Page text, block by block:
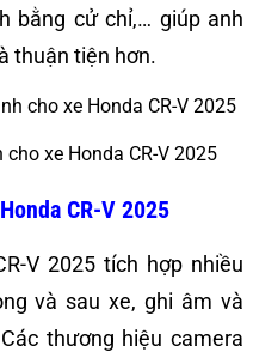
bằng cử chỉ,… giúp anh
thuận tiện hơn.
xe Honda CR-V 2025
CR-V 2025
V 2025 tích hợp nhiều
và sau xe, ghi âm và
thương hiệu camera